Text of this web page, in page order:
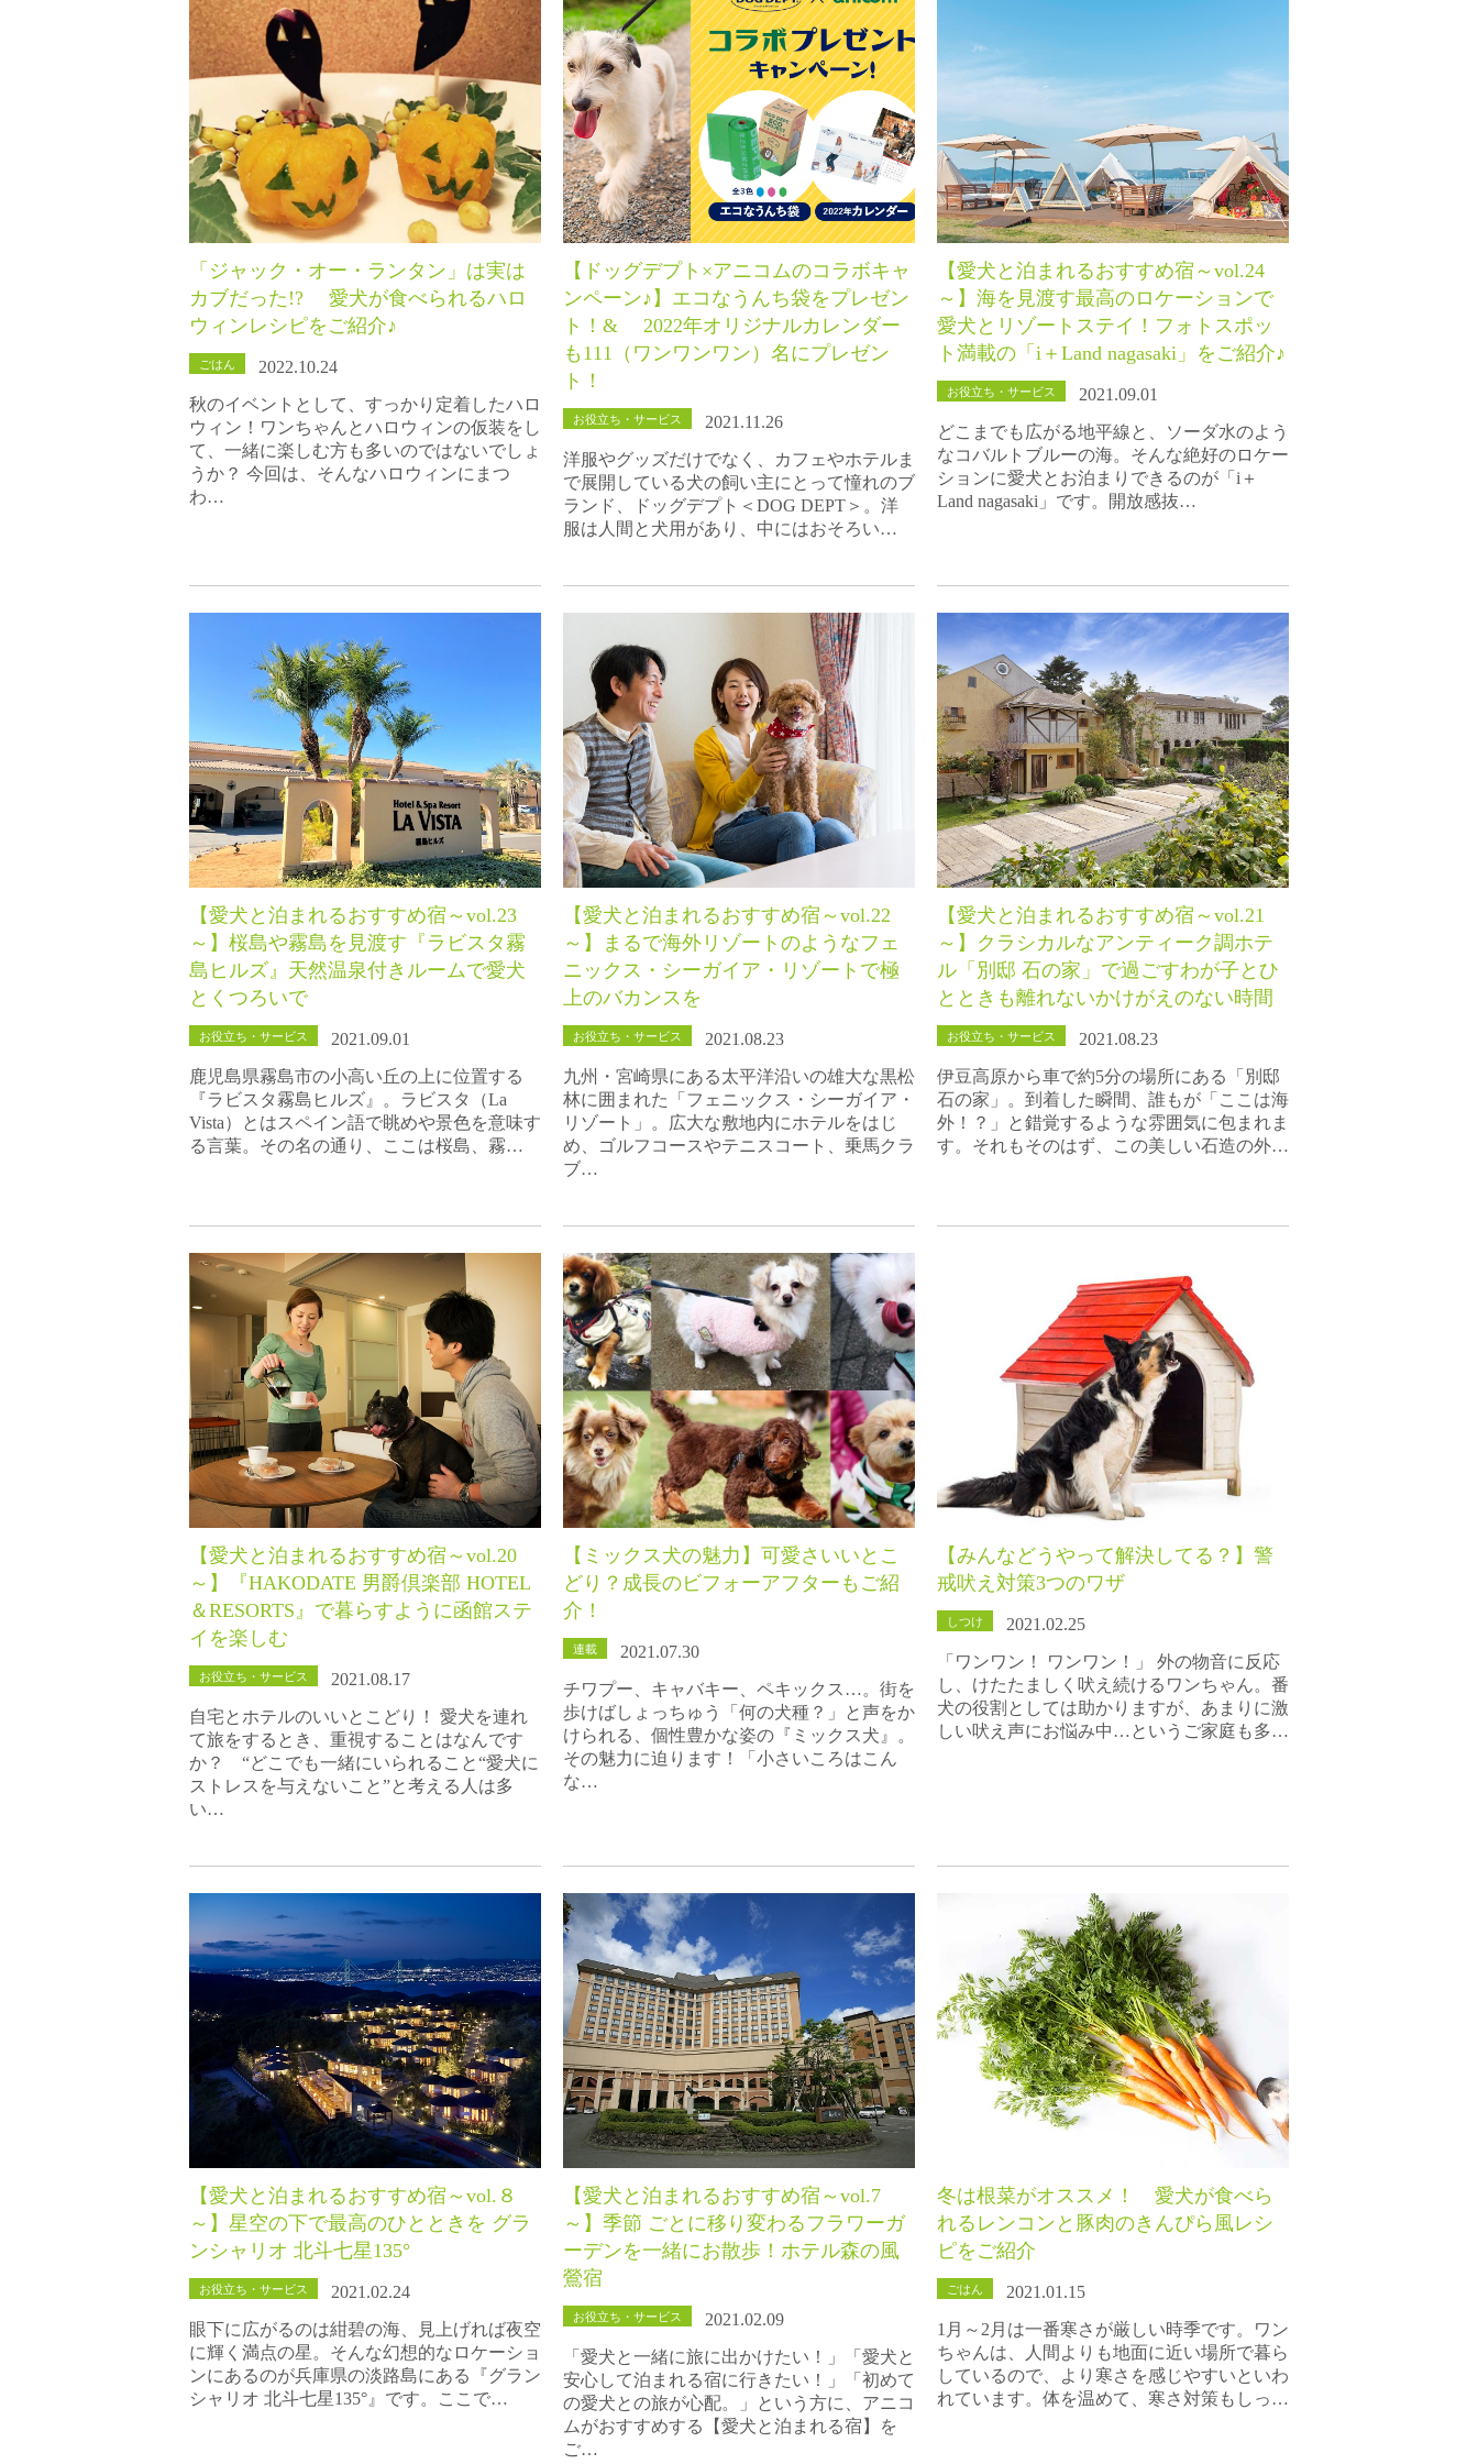
「ジャック・オー・ランタン」は実は
カブだった!? 愛犬が食べられるハロ
ウィンレシピをご紹介♪
ごはん
2022.10.24
秋のイベントとして、すっかり定着したハロ
ウィン！ワンちゃんとハロウィンの仮装をし
て、一緒に楽しむ方も多いのではないでしょ
うか？ 今回は、そんなハロウィンにまつ
わ…
【ドッグデプト×アニコムのコラボキャ
ンペーン♪】エコなうんち袋をプレゼン
ト！& 2022年オリジナルカレンダー
も111（ワンワンワン）名にプレゼン
ト！
お役立ち・サービス
2021.11.26
洋服やグッズだけでなく、カフェやホテルま
で展開している犬の飼い主にとって憧れのブ
ランド、ドッグデプト＜DOG DEPT＞。洋
服は人間と犬用があり、中にはおそろい…
【愛犬と泊まれるおすすめ宿～vol.24
～】海を見渡す最高のロケーションで
愛犬とリゾートステイ！フォトスポッ
ト満載の「i＋Land nagasaki」をご紹介♪
お役立ち・サービス
2021.09.01
どこまでも広がる地平線と、ソーダ水のよう
なコバルトブルーの海。そんな絶好のロケー
ションに愛犬とお泊まりできるのが「i＋
Land nagasaki」です。開放感抜…
【愛犬と泊まれるおすすめ宿～vol.23
～】桜島や霧島を見渡す『ラビスタ霧
島ヒルズ』天然温泉付きルームで愛犬
とくつろいで
お役立ち・サービス
2021.09.01
鹿児島県霧島市の小高い丘の上に位置する
『ラビスタ霧島ヒルズ』。ラビスタ（La
Vista）とはスペイン語で眺めや景色を意味す
る言葉。その名の通り、ここは桜島、霧…
【愛犬と泊まれるおすすめ宿～vol.22
～】まるで海外リゾートのようなフェ
ニックス・シーガイア・リゾートで極
上のバカンスを
お役立ち・サービス
2021.08.23
九州・宮崎県にある太平洋沿いの雄大な黒松
林に囲まれた「フェニックス・シーガイア・
リゾート」。広大な敷地内にホテルをはじ
め、ゴルフコースやテニスコート、乗馬クラ
ブ…
【愛犬と泊まれるおすすめ宿～vol.21
～】クラシカルなアンティーク調ホテ
ル「別邸 石の家」で過ごすわが子とひ
とときも離れないかけがえのない時間
お役立ち・サービス
2021.08.23
伊豆高原から車で約5分の場所にある「別邸
石の家」。到着した瞬間、誰もが「ここは海
外！？」と錯覚するような雰囲気に包まれま
す。それもそのはず、この美しい石造の外…
【愛犬と泊まれるおすすめ宿～vol.20
～】『HAKODATE 男爵倶楽部 HOTEL
＆RESORTS』で暮らすように函館ステ
イを楽しむ
お役立ち・サービス
2021.08.17
自宅とホテルのいいとこどり！ 愛犬を連れ
て旅をするとき、重視することはなんです
か？ “どこでも一緒にいられること“愛犬に
ストレスを与えないこと”と考える人は多
い…
【ミックス犬の魅力】可愛さいいとこ
どり？成長のビフォーアフターもご紹
介！
連載
2021.07.30
チワプー、キャバキー、ペキックス…。街を
歩けばしょっちゅう「何の犬種？」と声をか
けられる、個性豊かな姿の『ミックス犬』。
その魅力に迫ります！「小さいころはこん
な…
【みんなどうやって解決してる？】警
戒吠え対策3つのワザ
しつけ
2021.02.25
「ワンワン！ ワンワン！」 外の物音に反応
し、けたたましく吠え続けるワンちゃん。番
犬の役割としては助かりますが、あまりに激
しい吠え声にお悩み中…というご家庭も多…
【愛犬と泊まれるおすすめ宿～vol.８
～】星空の下で最高のひとときを グラ
ンシャリオ 北斗七星135°
お役立ち・サービス
2021.02.24
眼下に広がるのは紺碧の海、見上げれば夜空
に輝く満点の星。そんな幻想的なロケーショ
ンにあるのが兵庫県の淡路島にある『グラン
シャリオ 北斗七星135°』です。ここで…
【愛犬と泊まれるおすすめ宿～vol.7
～】季節 ごとに移り変わるフラワーガ
ーデンを一緒にお散歩！ホテル森の風
鶯宿
お役立ち・サービス
2021.02.09
「愛犬と一緒に旅に出かけたい！」「愛犬と
安心して泊まれる宿に行きたい！」「初めて
の愛犬との旅が心配。」という方に、アニコ
ムがおすすめする【愛犬と泊まれる宿】を
ご…
冬は根菜がオススメ！ 愛犬が食べら
れるレンコンと豚肉のきんぴら風レシ
ピをご紹介
ごはん
2021.01.15
1月～2月は一番寒さが厳しい時季です。ワン
ちゃんは、人間よりも地面に近い場所で暮ら
しているので、より寒さを感じやすいといわ
れています。体を温めて、寒さ対策もしっ…